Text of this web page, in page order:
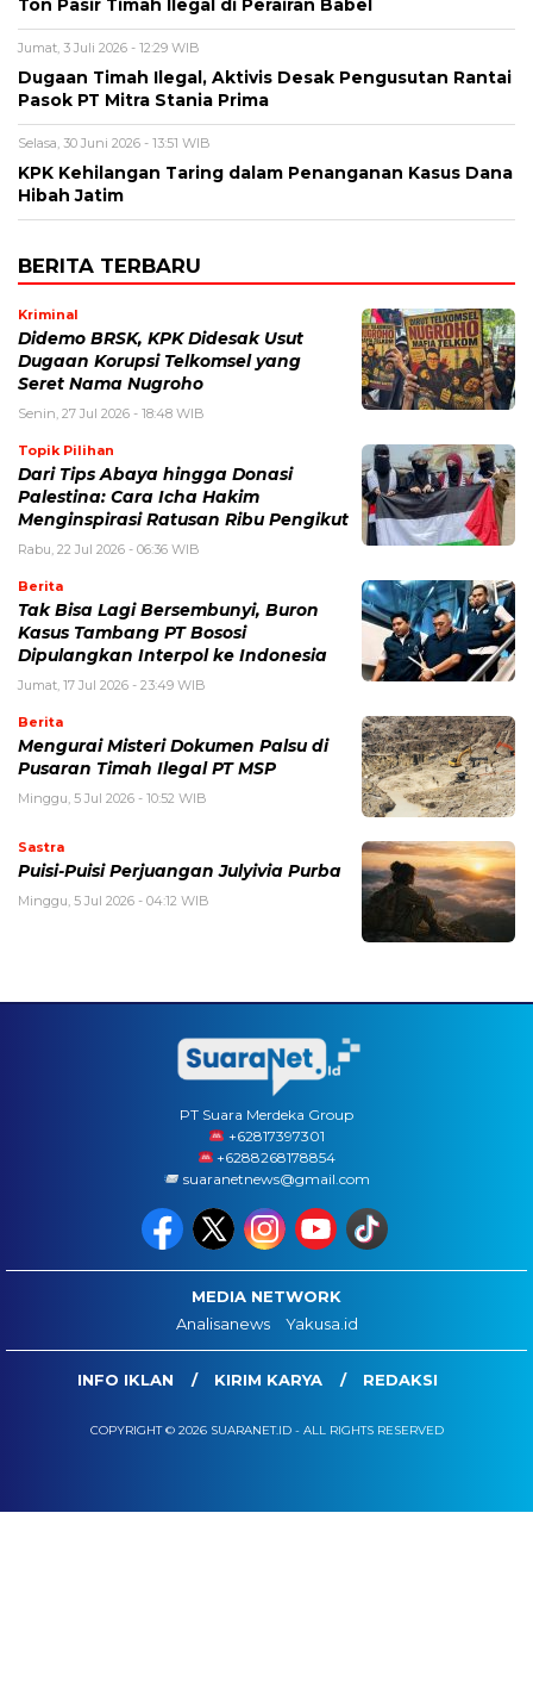
Ton Pasir Timah Ilegal di Perairan Babel
Jumat, 3 Juli 2026 - 12:29 WIB
Dugaan Timah Ilegal, Aktivis Desak Pengusutan Rantai
Pasok PT Mitra Stania Prima
Selasa, 30 Juni 2026 - 13:51 WIB
KPK Kehilangan Taring dalam Penanganan Kasus Dana
Hibah Jatim
BERITA TERBARU
Kriminal
Didemo BRSK, KPK Didesak Usut
Dugaan Korupsi Telkomsel yang
Seret Nama Nugroho
Senin, 27 Jul 2026 - 18:48 WIB
Topik Pilihan
Dari Tips Abaya hingga Donasi
Palestina: Cara Icha Hakim
Menginspirasi Ratusan Ribu Pengikut
Rabu, 22 Jul 2026 - 06:36 WIB
Berita
Tak Bisa Lagi Bersembunyi, Buron
Kasus Tambang PT Bososi
Dipulangkan Interpol ke Indonesia
Jumat, 17 Jul 2026 - 23:49 WIB
Berita
Mengurai Misteri Dokumen Palsu di
Pusaran Timah Ilegal PT MSP
Minggu, 5 Jul 2026 - 10:52 WIB
Sastra
Puisi-Puisi Perjuangan Julyivia Purba
Minggu, 5 Jul 2026 - 04:12 WIB
PT Suara Merdeka Group
‪+62817397301
+6288268178854
suaranetnews@gmail.com
MEDIA NETWORK
Analisanews
Yakusa.id
INFO IKLAN KIRIM KARYA REDAKSI
COPYRIGHT © 2026 SUARANET.ID - ALL RIGHTS RESERVED